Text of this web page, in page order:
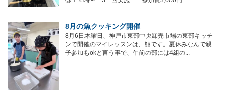
...
8月の魚クッキング開催
8月6日木曜日、神戸市東部中央卸売市場の東部キッチ
ンで開催のマイレッスンは、鱚です。夏休みなんで親
子参加もokと言う事で、午前の部には4組の...